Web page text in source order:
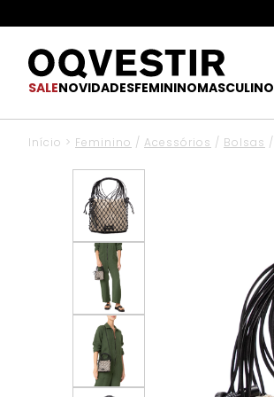
SALENOVIDADESFEMININOMASCULINO
Início > Feminino / Acessórios / Bolsas /